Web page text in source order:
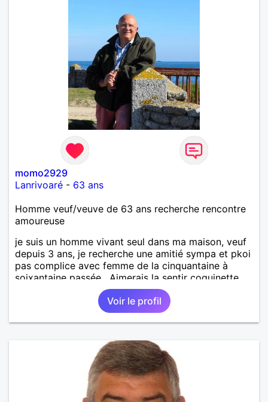
momo2929
Lanrivoaré - 63 ans
Homme veuf/veuve de 63 ans recherche rencontre
amoureuse
je suis un homme vivant seul dans ma maison, veuf
depuis 3 ans, je recherche une amitié sympa et pkoi
pas complice avec femme de la cinquantaine à
soixantaine passée . Aimerais la sentir coquinette,
pour se faire des bisous et qui sait se découvrir
Voir le profil